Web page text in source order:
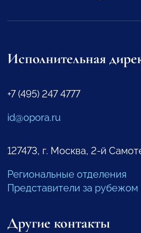
Исполнительная
+7 (495) 247 4777
id@opora.ru
127473, г. Москва, 2-й
Региональные отделения
Представители за рубежом
Другие контакты